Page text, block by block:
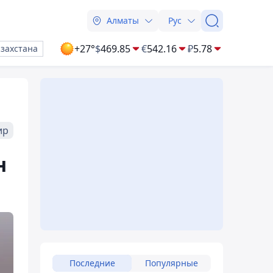
Алматы Рус
+27°$469.85 €542.16 ₽5.78
Последние Популярные